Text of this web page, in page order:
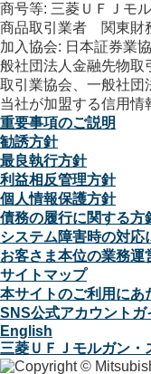
商号等: 三菱ＵＦＪモ
商品取引業者 関東財
加入協会: 日本証券業
般社団法人金融先物取
取引業協会、一般社団
当社が加盟する信用情
重要事項のご説明
勧誘方針
最良執行方針
利益相反管理方針
個人情報保護方針
債務の履行に関する方
システム障害時の対応
お客さま本位の業務運
サイトマップ
本サイトのご利用にあ
SNS公式アカウントガ
English
三菱ＵＦＪモルガン・